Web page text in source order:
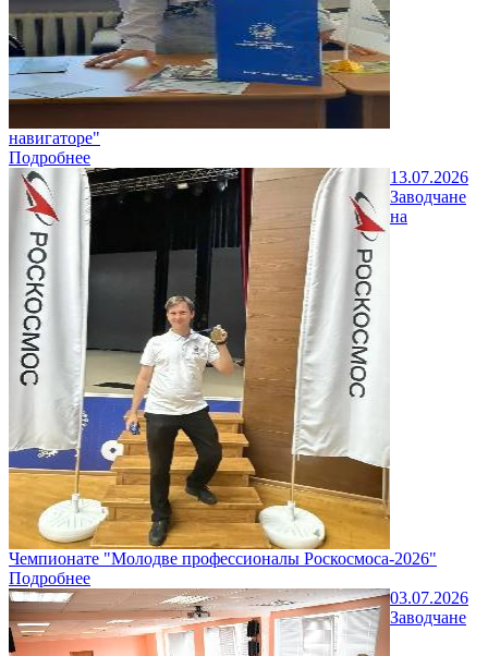
навигаторе"
Подробнее
13.07.2026
Заводчане
на
Чемпионате "Молодве профессионалы Роскосмоса-2026"
Подробнее
03.07.2026
Заводчане